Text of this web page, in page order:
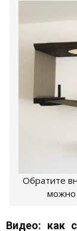
Обратите
можно
Видео: как